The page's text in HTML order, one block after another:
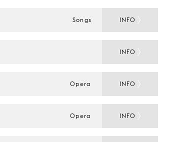
Songs INFO
INFO
Opera INFO
Opera INFO